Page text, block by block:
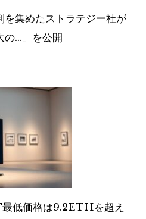
を集めたストラテジー社が
の…」を公開
低価格は9.2ETHを超え